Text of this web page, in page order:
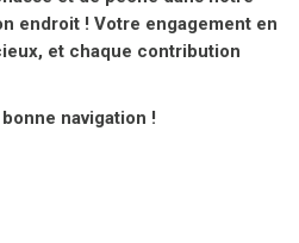
endroit ! Votre engagement en
et chaque contribution
navigation !